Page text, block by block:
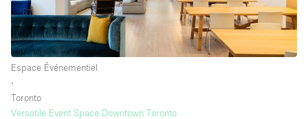
Espace Événementiel
∙
Toronto
Versatile Event Space Downtown Toronto